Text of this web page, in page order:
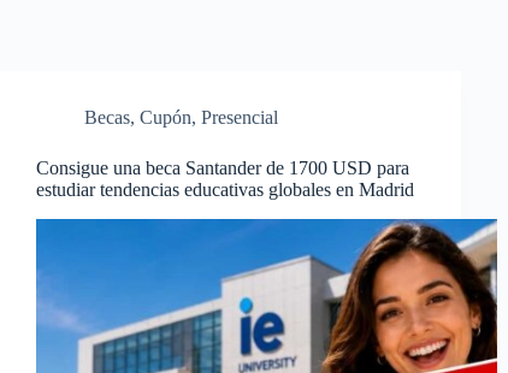
Becas, Cupón, Presencial
Consigue una beca Santander de 1700 USD para
estudiar tendencias educativas globales en Madrid